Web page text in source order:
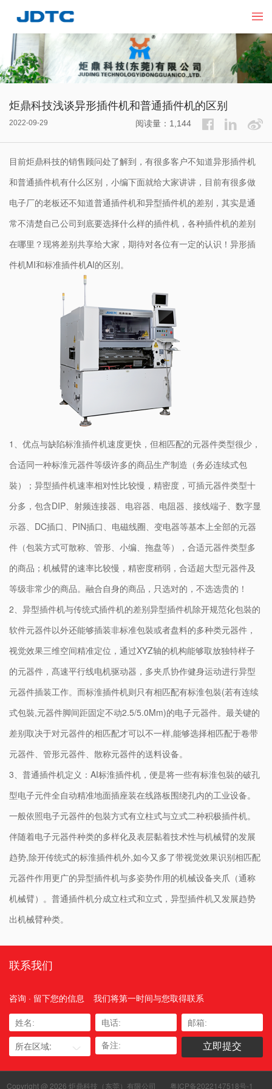
炬鼎科技浅谈异形插件机和普通插件机的区别
2022-09-29 阅读量：1,144
目前炬鼎科技的销售顾问处了解到，有很多客户不知道异形插件机
和普通插件机有什么区别，小编下面就给大家讲讲，目前有很多做
电子厂的老板还不知道普通插件机和异型插件机的差别，其实是通
常不清楚自己公司到底要选择什么样的插件机，各种插件机的差别
在哪里？现将差别共享给大家，期待对各位有一定的认识！异形插
件机MI和标准插件机AI的区别。
1、优点与缺陷标淮插件机速度更快，但相匹配的元器件类型很少，
合适同一种标淮元器件等级许多的商品生产制造（务必连续式包
裝）；异型插件机速率相对性比较慢，精密度，可插元器件类型十
分多，包含DIP、射频连接器、电容器、电阻器、接线端子、数字显
示器、DC插口、PIN插口、电磁线圈、变电器等基本上全部的元器
件（包装方式可散称、管形、小编、拖盘等），合适元器件类型多
的商品；机械臂的速率比较慢，精密度稍弱，合适超大型元器件及
等级非常少的商品。融合自身的商品，只选对的，不选选贵的！
2、异型插件机与传统式插件机的差别异型插件机除开规范化包裝的
软件元器件以外还能够插装非标准包裝或者盘料的多种类元器件，
视觉效果三维空间精准定位，通过XYZ轴的机构能够取放独特样子
的元器件，髙速平行线电机驱动器，多夹爪协作健身运动进行异型
元器件插装工作。而标淮插件机则只有相匹配有标淮包裝(若有连续
式包裝,元器件脚间距固定不动2.5/5.0Mm)的电子元器件。最关键的
差别取决于对元器件的相匹配才可以不一样,能够选择相匹配于卷带
元器件、管形元器件、散称元器件的送料设备。
3、普通插件机定义：AI标淮插件机，便是将一些有标淮包裝的破孔
型电子元件全自动精准地面插座装在线路板围绕孔内的工业设备。
一般依照电子元器件的包裝方式有立柱式与立式二种积极插件机。
伴随着电子元器件种类的多样化及表层黏着技术性与机械臂的发展
趋势,除开传统式的标淮插件机外,如今又多了带视觉效果识别相匹配
元器件作用更广的异型插件机与多姿势作用的机械设备夹爪（通称
机械臂）。普通插件机分成立柱式和立式，异型插件机又发展趋势
出机械臂种类。
联系我们
咨询 · 留下您的信息 我们将第一时间与您取得联系
所在区域:
Copyright @ 2026 炬鼎科技（东莞）有限公司 粤ICP备2022147518号-1